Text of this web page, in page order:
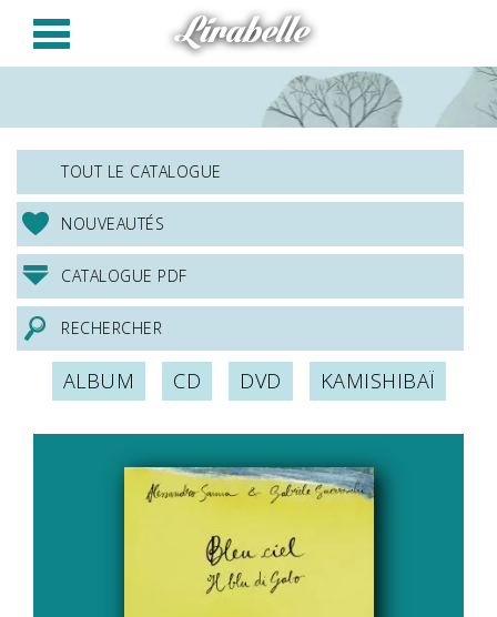
Panneau de gestion des cookies
Lirabelle
TOUT LE CATALOGUE
NOUVEAUTÉS
CATALOGUE PDF
RECHERCHER
ALBUM CD DVD KAMISHIBAÏ